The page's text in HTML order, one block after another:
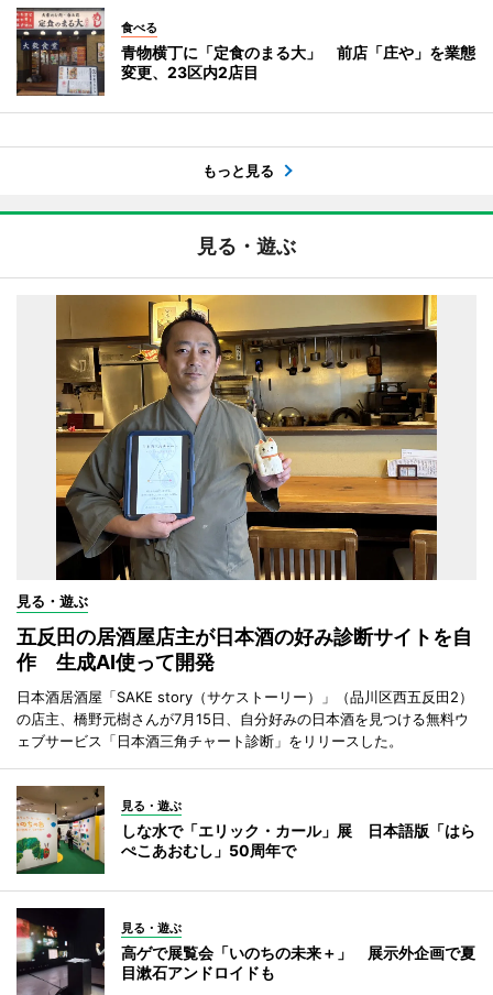
食べる
青物横丁に「定食のまる大」 前店「庄や」を業態
変更、23区内2店目
もっと見る
見る・遊ぶ
見る・遊ぶ
五反田の居酒屋店主が日本酒の好み診断サイトを自
作 生成AI使って開発
日本酒居酒屋「SAKE story（サケストーリー）」（品川区西五反田2）
の店主、橋野元樹さんが7月15日、自分好みの日本酒を見つける無料ウ
ェブサービス「日本酒三角チャート診断」をリリースした。
見る・遊ぶ
しな水で「エリック・カール」展 日本語版「はら
ぺこあおむし」50周年で
見る・遊ぶ
高ゲで展覧会「いのちの未来＋」 展示外企画で夏
目漱石アンドロイドも